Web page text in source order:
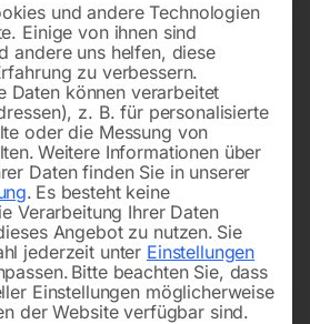
und andere Technologien
Einige von ihnen sind
andere uns helfen, diese
zu verbessern.
Daten können verarbeitet
z. B. für personalisierte
oder die Messung von
Weitere Informationen über
Daten finden Sie in unserer
. Es besteht keine
Verarbeitung Ihrer Daten
Angebot zu nutzen. Sie
jederzeit unter Einstellungen
Bitte beachten Sie, dass
Einstellungen möglicherweise
der Website verfügbar sind.